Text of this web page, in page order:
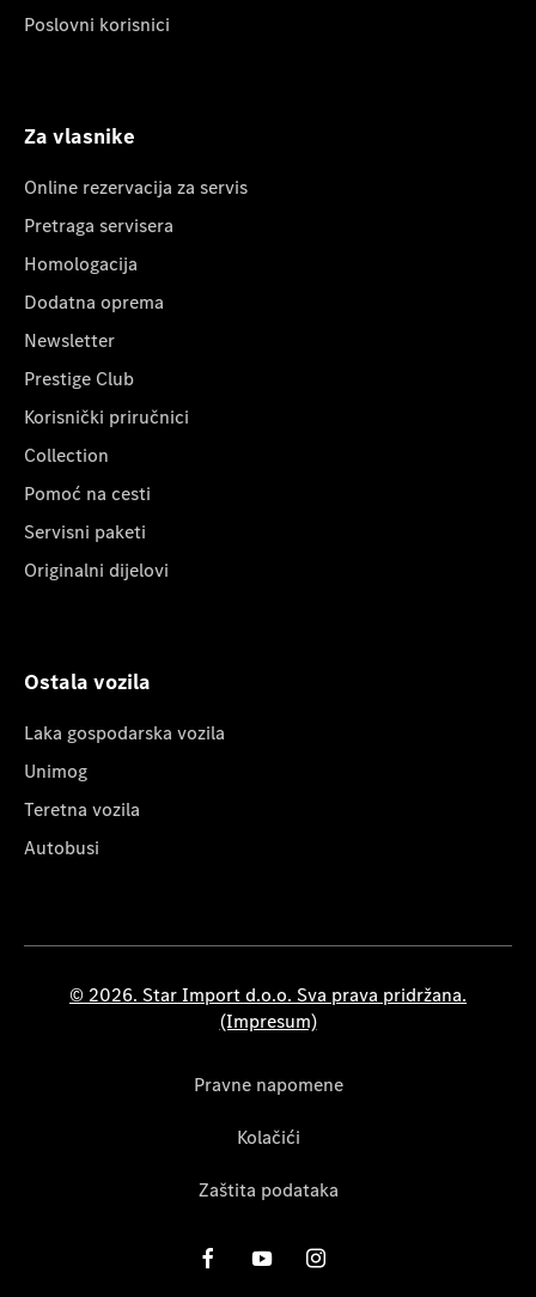
Poslovni korisnici
Za vlasnike
Online rezervacija za servis
Pretraga servisera
Homologacija
Dodatna oprema
Newsletter
Prestige Club
Korisnički priručnici
Collection
Pomoć na cesti
Servisni paketi
Originalni dijelovi
Ostala vozila
Laka gospodarska vozila
Unimog
Teretna vozila
Autobusi
© 2026. Star Import d.o.o. Sva prava pridržana.
(Impresum)
Pravne napomene
Kolačići
Zaštita podataka